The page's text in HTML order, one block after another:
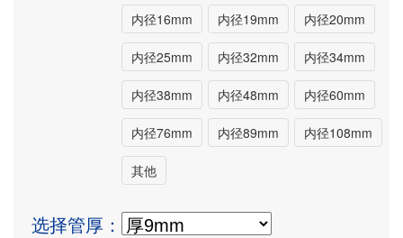
内径16mm 内径19mm 内径20mm
内径25mm 内径32mm 内径34mm
内径38mm 内径48mm 内径60mm
内径76mm 内径89mm 内径108mm
其他
选择管厚：